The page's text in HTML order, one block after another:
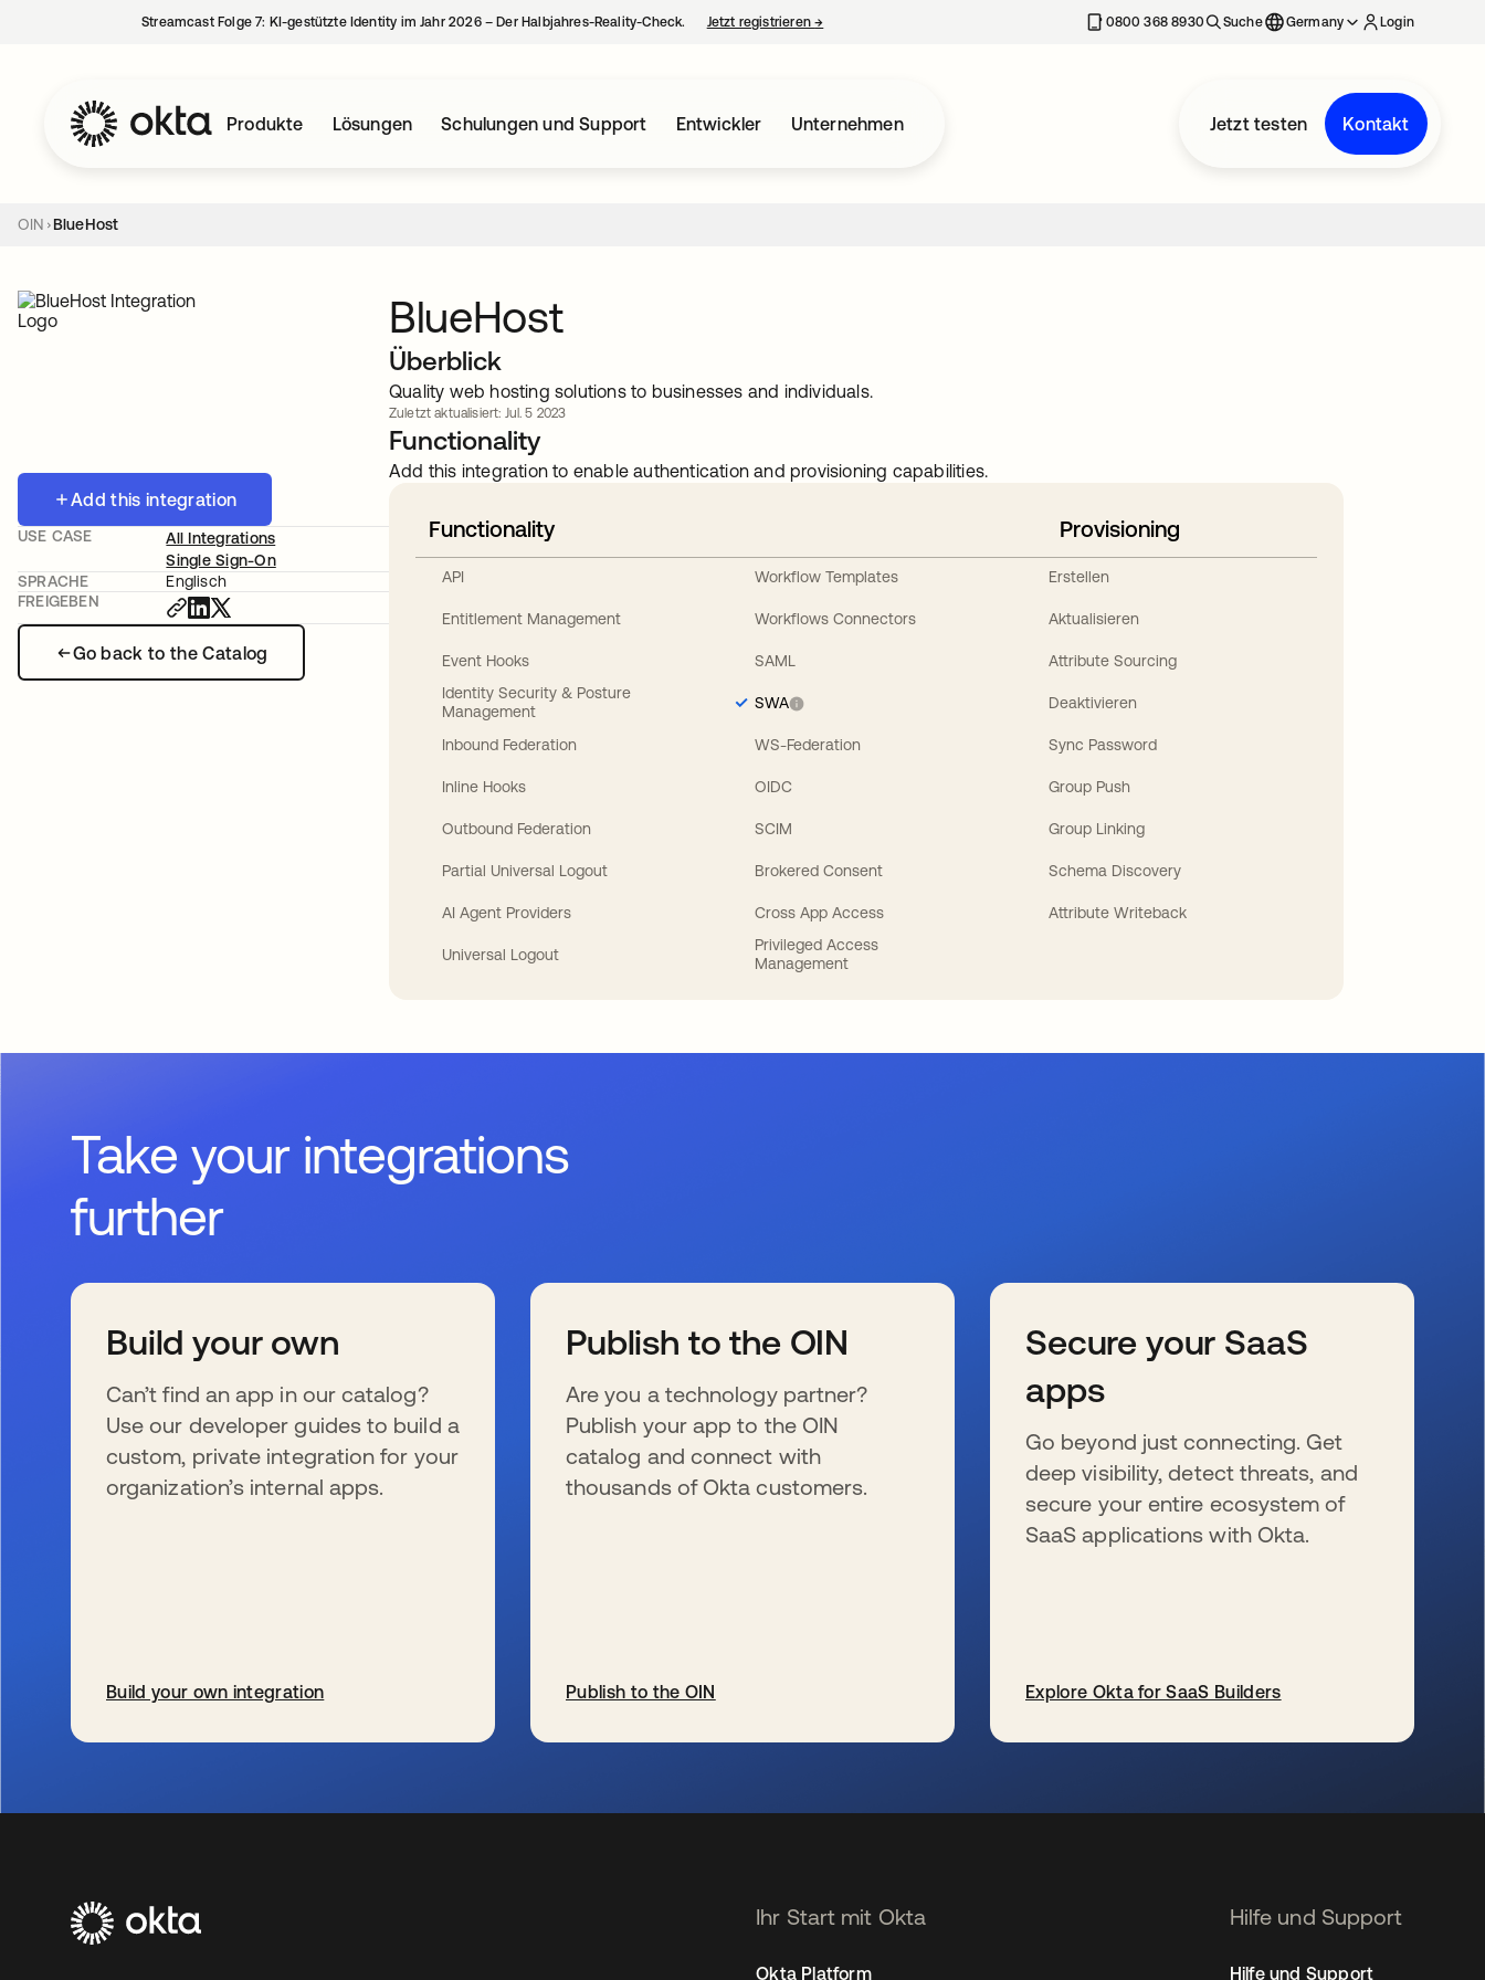
Streamcast Folge 7: KI-gestützte Identity im Jahr 2026 – Der Halbjahres-Reality-Check. Jetzt registrieren→ 0800 368 8930 Suche Germany Login
Produkte Lösungen Schulungen und Support Entwickler Unternehmen Jetzt testen Kontakt
OIN BlueHost
Add this integration
Go back to the Catalog
USE CASE
All Integrations
Single Sign-On
SPRACHE
Englisch
FREIGEBEN
BlueHost
Überblick
Quality web hosting solutions to businesses and individuals.
Zuletzt aktualisiert: Jul. 5 2023
Functionality
Add this integration to enable authentication and provisioning capabilities.
Functionality
API
Entitlement Management
Event Hooks
Identity Security & Posture
Management
Inbound Federation
Inline Hooks
Outbound Federation
Partial Universal Logout
AI Agent Providers
Universal Logout
Workflow Templates
Workflows Connectors
SAML
SWA
WS-Federation
OIDC
SCIM
Brokered Consent
Cross App Access
Privileged Access
Management
Provisioning
Erstellen
Aktualisieren
Attribute Sourcing
Deaktivieren
Sync Password
Group Push
Group Linking
Schema Discovery
Attribute Writeback
Take your integrations
further
Build your own
Can’t find an app in our catalog?
Use our developer guides to build a
custom, private integration for your
organization’s internal apps.
Build your own integration
Publish to the OIN
Are you a technology partner?
Publish your app to the OIN
catalog and connect with
thousands of Okta customers.
Publish to the OIN
Secure your SaaS
apps
Go beyond just connecting. Get
deep visibility, detect threats, and
secure your entire ecosystem of
SaaS applications with Okta.
Explore Okta for SaaS Builders
Ihr Start mit Okta
Okta Platform
Hilfe und Support
Hilfe und Support